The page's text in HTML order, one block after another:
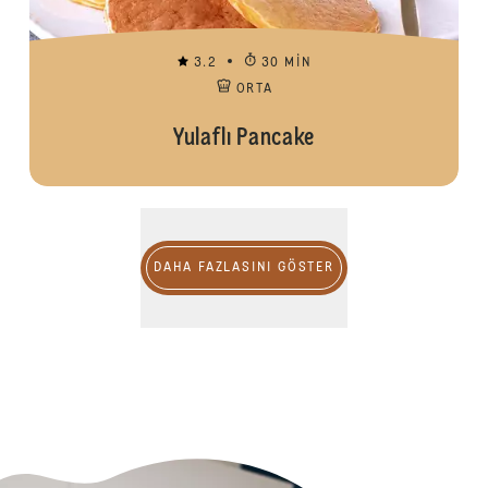
3.2
30 MIN
ORTA
Yulaflı Pancake
DAHA FAZLASINI GÖSTER